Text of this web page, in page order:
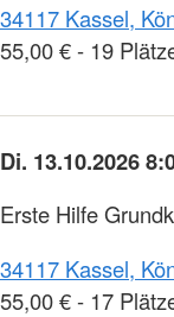
34117 Kassel,
55,00 € - 19
Di. 13.10.2026
Erste Hilfe
34117 Kassel,
55,00 € - 17